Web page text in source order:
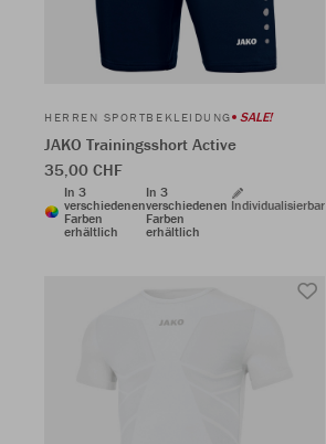
HERREN SPORTBEKLEIDUNG SALE!
JAKO Trainingsshort Active
35,00 CHF
In 3
verschiedenen
Farben
erhältlich
In 3
verschiedenen
Farben
erhältlich
Individualisierbar